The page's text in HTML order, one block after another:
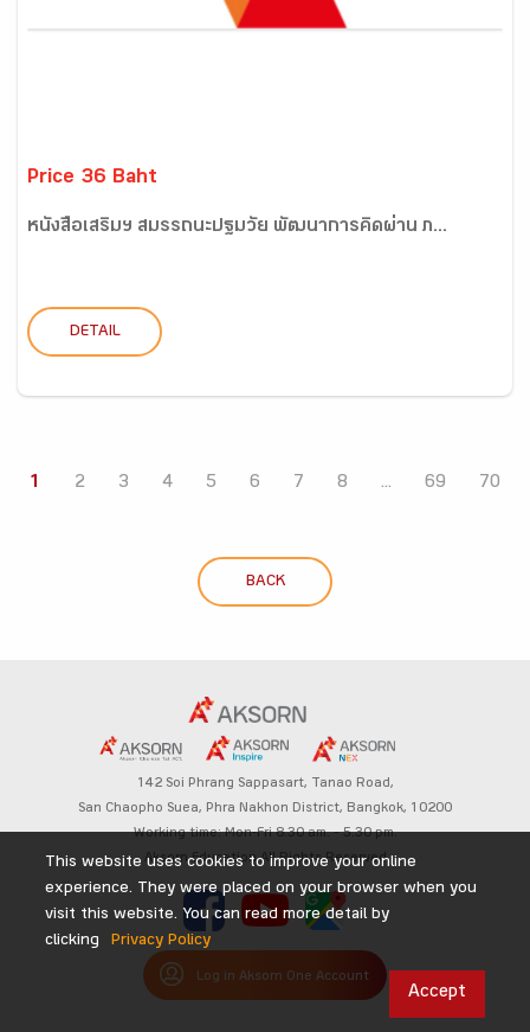
Price 36 Baht
หนังสือเสริมฯ สมรรถนะปฐมวัย พัฒนาการคิดผ่าน ภ...
DETAIL
1 2 3 4 5 6 7 8 ... 69 70
BACK
142 Soi Phrang Sappasart, Tanao Road,
San Chaopho Suea, Phra Nakhon District, Bangkok, 10200
Working time: Mon-Fri 8.30 am. – 5.30 pm.
Aksorn Education All Rights Reserved
Log in Aksorn One Account
This website uses cookies to improve your online
experience. They were placed on your browser when you
visit this website. You can read more detail by
clicking
Privacy Policy
Accept